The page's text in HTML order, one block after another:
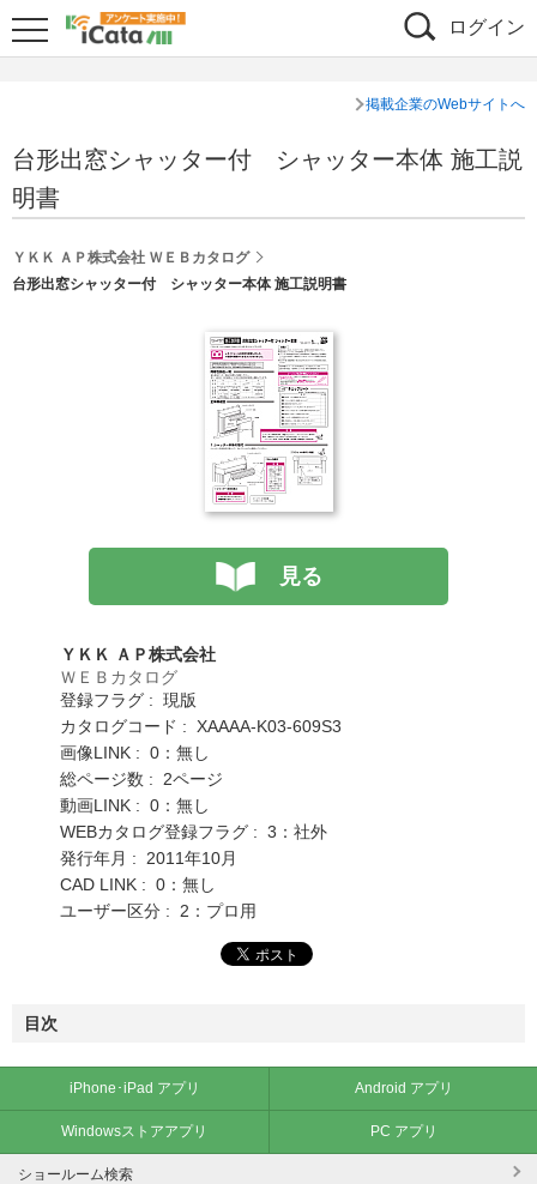
ログイン
掲載企業のWebサイトへ
台形出窓シャッター付 シャッター本体 施工説
明書
ＹＫＫ ＡＰ株式会社 ＷＥＢカタログ
台形出窓シャッター付 シャッター本体 施工説明書
見る
ＹＫＫ ＡＰ株式会社
ＷＥＢカタログ
登録フラグ : 現版
カタログコード : XAAAA-K03-609S3
画像LINK : 0：無し
総ページ数 : 2ページ
動画LINK : 0：無し
WEBカタログ登録フラグ : 3：社外
発行年月 : 2011年10月
CAD LINK : 0：無し
ユーザー区分 : 2：プロ用
目次
iPhone･iPad アプリ Android アプリ
Windowsストアアプリ PC アプリ
ショールーム検索